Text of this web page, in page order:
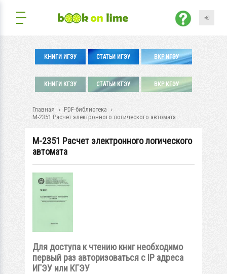
КНИГИ ИГЭУ СТАТЬИ ИГЭУ ВКР ИГЭУ
КНИГИ КГЭУ СТАТЬИ КГЭУ ВКР КГЭУ
Главная
PDF-библиотека
М-2351 Расчет электронного логического автомата
М-2351 Расчет электронного логического
автомата
Для доступа к чтению книг необходимо
первый раз авторизоваться с IP адреса
ИГЭУ или КГЭУ